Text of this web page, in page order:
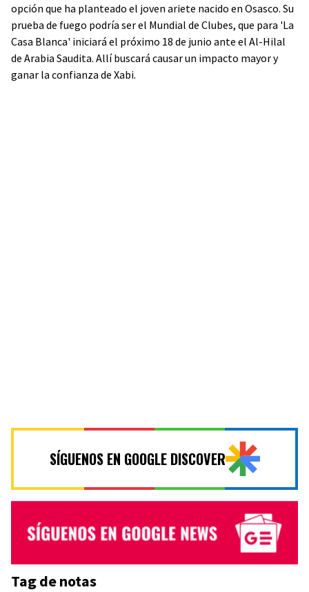
opción que ha planteado el joven ariete nacido en Osasco. Su
prueba de fuego podría ser el Mundial de Clubes, que para 'La
Casa Blanca' iniciará el próximo 18 de junio ante el Al-Hilal
de Arabia Saudita. Allí buscará causar un impacto mayor y
ganar la confianza de Xabi.
SÍGUENOS EN GOOGLE DISCOVER
Tag de notas